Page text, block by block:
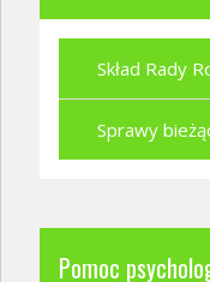
Skład Rady
Sprawy
Pomoc